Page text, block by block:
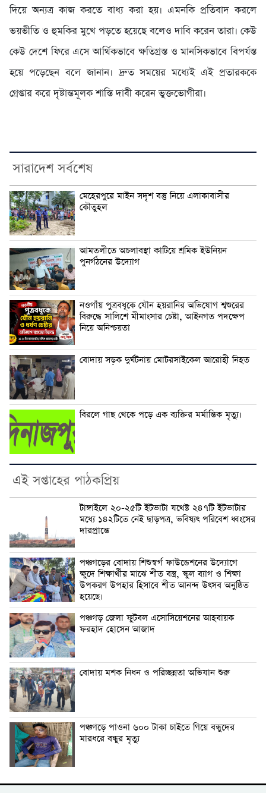
দিয়ে অন্যত্র কাজ করতে বাধ্য করা হয়। এমনকি প্রতিবাদ করলে
ভয়ভীতি ও হুমকির মুখে পড়তে হয়েছে বলেও দাবি করেন তারা। কেউ
কেউ দেশে ফিরে এসে আর্থিকভাবে ক্ষতিগ্রস্ত ও মানসিকভাবে বিপর্যস্ত
হয়ে পড়েছেন বলে জানান। দ্রুত সময়ের মধ্যেই এই প্রতারককে
গ্রেপ্তার করে দৃষ্টান্তমূলক শাস্তি দাবী করেন ভুক্তভোগীরা।
সারাদেশ সর্বশেষ
মেহেরপুরে মাইন সদৃশ বস্তু নিয়ে এলাকাবাসীর
কৌতুহল
আমতলীতে অচলাবস্থা কাটিয়ে শ্রমিক ইউনিয়ন
পুনর্গঠনের উদ্যোগ
নওগাঁয় পুত্রবধূকে যৌন হয়রানির অভিযোগ শ্বশুরের
বিরুদ্ধে সালিশে মীমাংসার চেষ্টা, আইনগত পদক্ষেপ
নিয়ে অনিশ্চয়তা
বোদায় সড়ক দুর্ঘটনায় মোটরসাইকেল আরোহী নিহত
বিরলে গাছ থেকে পড়ে এক ব্যক্তির মর্মান্তিক মৃত্যু।
এই সপ্তাহের পাঠকপ্রিয়
টাঙ্গাইলে ২০-২৫টি ইটভাটা যথেষ্ট ২৪৭টি ইটভাটার
মধ্যে ১৪২টিতে নেই ছাড়পত্র, ভবিষ্যৎ পরিবেশ ধ্বংসের
দারপ্রান্তে
পঞ্চগড়ের বোদায় শিশুস্বর্গ ফাউন্ডেশনের উদ্যোগে
ক্ষুদে শিক্ষার্থীর মাঝে শীত বস্ত্র, স্কুল ব্যাগ ও শিক্ষা
উপকরণ উপহার হিসাবে শীত আনন্দ উৎসব অনুষ্ঠিত
হয়েছে।
পঞ্চগড় জেলা ফুটবল এসোসিয়েশনের আহবায়ক
ফরহাদ হোসেন আজাদ
বোদায় মশক নিধন ও পরিচ্ছন্নতা অভিযান শুরু
পঞ্চগড়ে পাওনা ৬০০ টাকা চাইতে গিয়ে বন্ধুদের
মারধরে বন্ধুর মৃত্যু